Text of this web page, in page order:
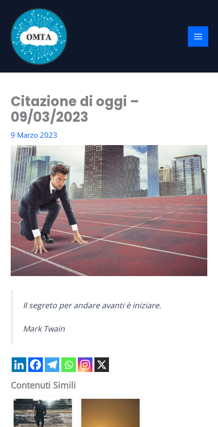
contenuto
Citazione di oggi –
09/03/2023
9 Marzo 2023
Il segreto per andare avanti è iniziare.
Mark Twain
Contenuti Simili